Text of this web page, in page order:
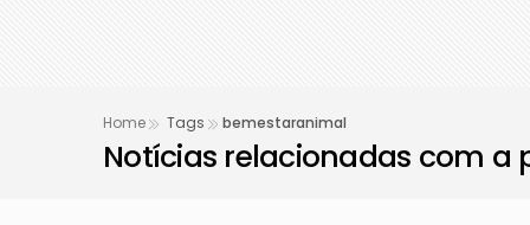
Home Tags bemestaranimal
Notícias relacionadas com a